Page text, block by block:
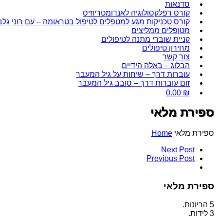
סדנאות
קורס רפלקסולוגיה לאנדומטריוזיס
קורס טכניקות מגע למטפלים לטיפול בטראומה – עם רוני
מטופלים ממליצים
קניית שוברי מתנה לטיפולים
מחירון טיפולים
צור קשר
הבלוג – באלה הידיים
עוברות דרך – שיחות על גיל המעבר
זום עוברות דרך – סובב גיל המעבר
0.00 ₪
ספירת מלאי
ספירת מלאי Home
Next Post
Previous Post
ספירת מלאי
5 הריונות.
3 לידות.